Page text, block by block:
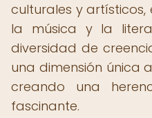
culturales y artísticos,
la música y la
diversidad de
una dimensión única
creando una
fascinante.